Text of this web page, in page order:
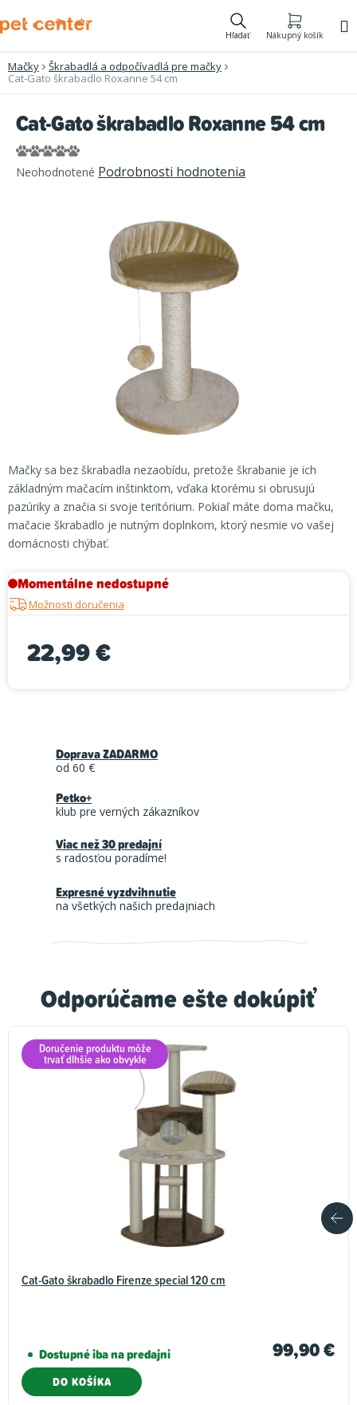
na
Hľadať Nákupný košík
Mačky
Škrabadlá a odpočívadlá pre mačky
Cat-Gato škrabadlo Roxanne 54 cm
Mačky sa bez škrabadla nezaobídu, pretože škrabanie je ich
základným mačacím inštinktom, vďaka ktorému si obrusujú
pazúriky a značia si svoje teritórium. Pokiaľ máte doma mačku,
mačacie škrabadlo je nutným doplnkom, ktorý nesmie vo vašej
domácnosti chýbať.
Momentálne nedostupné
Možnosti doručenia
22,99 €
Cat-Gato škrabadlo Roxanne 54 cm
Priemerné
hodnotenie
Neohodnotené Podrobnosti hodnotenia
Odporúčame ešte dokúpiť
Doručenie produktu môže
trvať dlhšie ako obvykle
Cat-Gato škrabadlo Firenze special 120 cm
Dostupné iba na predajni 99,90 €
DO KOŠÍKA
Doprava ZADARMO
od 60 €
Petko+
klub pre verných zákazníkov
Viac než 30 predajní
s radosťou poradíme!
Expresné vyzdvihnutie
na všetkých našich predajniach